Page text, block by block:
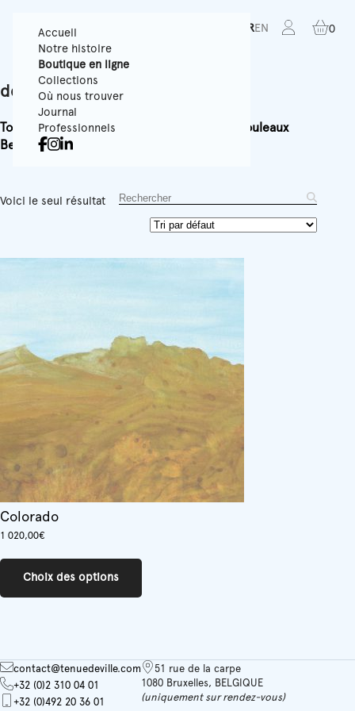
Accueil
Notre histoire
Boutique en ligne
Collections
Où nous trouver
Journal
Professionnels
FREN 0
desert
Tous Papiers Peints Texturés
Rouleaux
Best-sellersAccessoires
Voici le seul résultat
Colorado
1 020,00€
Choix des options
peuvent
être
choisies
contact@tenuedeville.com
+32 (0)2 310 04 01
+32 (0)492 20 36 01
51 rue de la carpe
1080 Bruxelles, BELGIQUE
(uniquement sur rendez-vous)